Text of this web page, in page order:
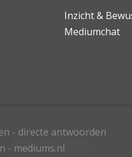
Inzicht &
Mediumchat
- directe antwoorden
- mediums.nl